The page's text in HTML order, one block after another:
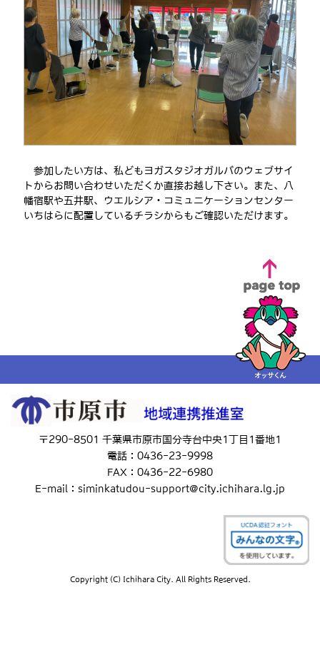
参加したい方は、私どもヨガスタジオガルバのウェブサイ
トからお問い合わせいただくか直接お越し下さい。また、八
幡宿駅や五井駅、ウエルシア・コミュニケーションセンター
いちはらに配置しているチラシからもご確認いただけます。
〒290-8501 千葉県市原市国分寺台中央1丁目1番地1
電話：0436-23-9998
FAX：0436-22-6980
E-mail：siminkatudou-support@city.ichihara.lg.jp
Copyright (C) Ichihara City. All Rights Reserved.